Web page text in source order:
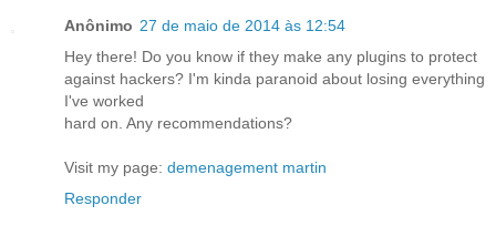
Anônimo 27 de maio de 2014 às 12:54
Hey there! Do you know if they make any plugins to protect
against hackers? I'm kinda paranoid about losing everything
I've worked
hard on. Any recommendations?
Visit my page: demenagement martin
Responder